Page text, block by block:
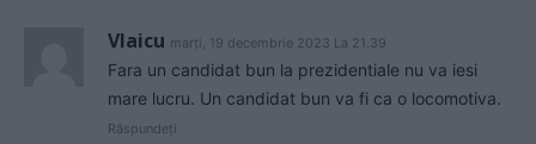
Vlaicu marți, 19 decembrie 2023 La 21.39
Fara un candidat bun la prezidentiale nu va iesi
mare lucru. Un candidat bun va fi ca o locomotiva.
Răspundeți